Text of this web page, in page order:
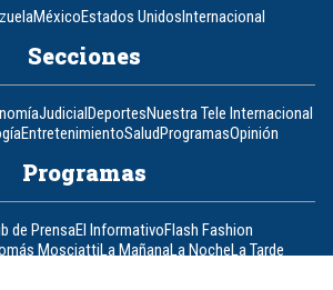
MéxicoEstados UnidosInternacional
Secciones
JudicialDeportesNuestra Tele Internacional
EntretenimientoSaludProgramasOpinión
Programas
de PrensaEl InformativoFlash Fashion
MosciattiLa MañanaLa NocheLa Tarde